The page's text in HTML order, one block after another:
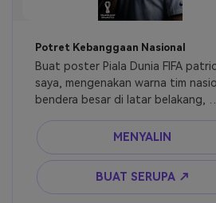
Potret Kebanggaan Nasional
Buat poster Piala Dunia FIFA
saya, mengenakan warna tim
bendera besar di latar belakang,
berani, poster editorial olahraga
sinematik.
MENYALIN
BUAT SERUPA ↗